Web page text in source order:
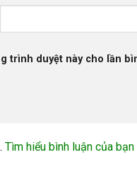
trình duyệt này cho lần
Tìm hiểu bình luận của